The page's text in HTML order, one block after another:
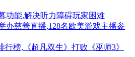
功能,解决听力障碍玩家困难
办慈善直播,128名欧美游戏主播参
行榜,《超凡双生》打败《巫师3》